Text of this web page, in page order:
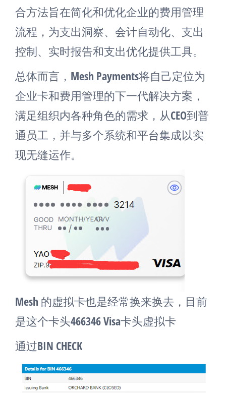
合方法旨在简化和优化企业的费用管理
流程，为支出洞察、会计自动化、支出
控制、实时报告和支出优化提供工具​​。
总体而言，Mesh Payments将自己定位为
企业卡和费用管理的下一代解决方案，
满足组织内各种角色的需求，从CEO到普
通员工，并与多个系统和平台集成以实
现无缝运作​​。
Mesh 的虚拟卡也是经常换来换去，目前
是这个卡头466346 Visa卡头虚拟卡
通过BIN CHECK